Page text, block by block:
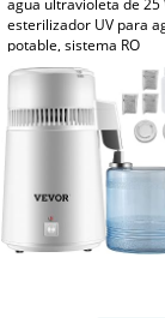
agua ultravioleta de 25
esterilizador UV para
potable, sistema RO
dispensador de agua,